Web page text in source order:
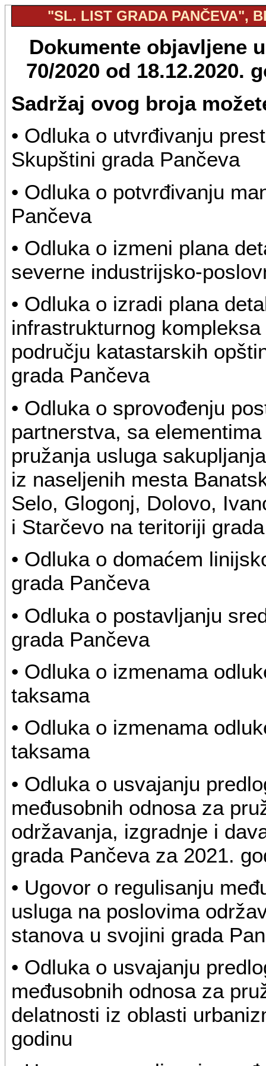
"SL. LIST GRADA PANČEVA",
Dokumente objavljene
70/2020 od 18.12.2020.
Sadržaj ovog broja
• Odluka o utvrđivanju
Skupštini grada Pančeva
• Odluka o potvrđivanju
Pančeva
• Odluka o izmeni plana
severne industrijsko-
• Odluka o izradi plana
infrastrukturnog
području katastarskih
grada Pančeva
• Odluka o sprovođenju
partnerstva, sa
pružanja usluga
iz naseljenih mesta
Selo, Glogonj, Dolovo,
i Starčevo na teritoriji
• Odluka o domaćem
grada Pančeva
• Odluka o postavljanju
grada Pančeva
• Odluka o izmenama
taksama
• Odluka o izmenama
taksama
• Odluka o usvajanju
međusobnih odnosa za
održavanja, izgradnje i
grada Pančeva za 2021.
• Ugovor o regulisanju
usluga na poslovima
stanova u svojini grada
• Odluka o usvajanju
međusobnih odnosa za
delatnosti iz oblasti
godinu